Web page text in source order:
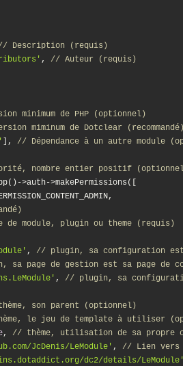
Description (requis)
, // Auteur (requis)
minimum de PHP (optionnel)
miminum de Dotclear (recommandé)
], // Dépendance à un autre module
nombre entier positif
>auth->makePermissions([
de module, plugin ou theme (requis)
, // plugin, sa configuration est
sa page de gestion est sa page de
, // plugin, sa
son parent (optionnel)
le jeu de template à utiliser
, // thème, utilisation de sa propre
JcDenis/LeModule' , // Lien vers
dc2/details/LeModule'